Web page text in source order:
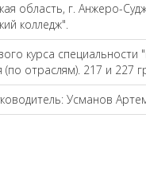
область, г. Анжеро-
колледж".
курса специальности
(по отраслям). 217 и 227
Усманов